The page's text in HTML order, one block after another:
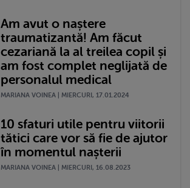
Am avut o naștere
traumatizantă! Am făcut
cezariană la al treilea copil și
am fost complet neglijată de
personalul medical
MARIANA VOINEA | MIERCURI, 17.01.2024
10 sfaturi utile pentru viitorii
tătici care vor să fie de ajutor
în momentul nașterii
MARIANA VOINEA | MIERCURI, 16.08.2023